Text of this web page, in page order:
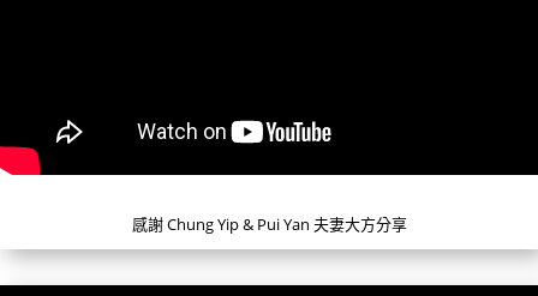
感謝 Chung Yip & Pui Yan 夫妻大方分享